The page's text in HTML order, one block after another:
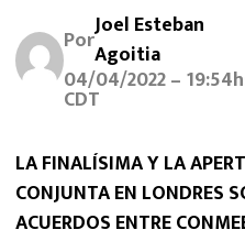
FUTBOL INTERNACIONAL
MEXICANOS EN EL
FUTBOL ESTUFA
FÓRMULA 1
PorJoel Esteban
Agoitia
04/04/2022 –
CDT
LA FINALÍSIMA Y LA
CONJUNTA EN LONDRES
ACUERDOS ENTRE